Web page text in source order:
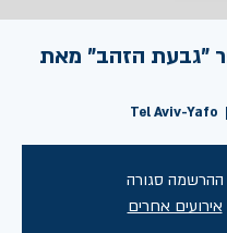
"גבעת הזהב" מאת
Tel Aviv-Yafo
ההרשמה סגורה
אירועים אחרים